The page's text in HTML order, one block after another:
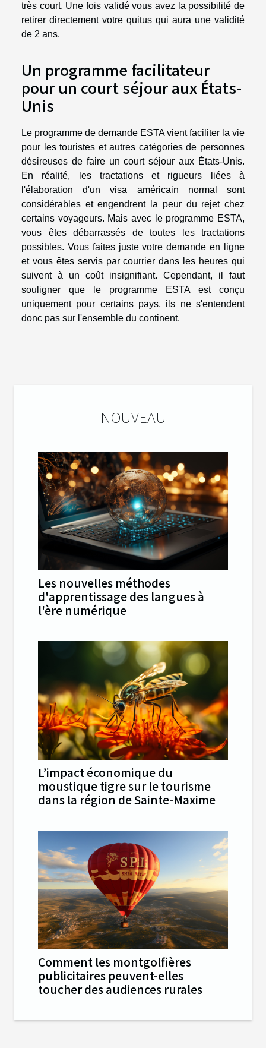
très court. Une fois validé vous avez la possibilité de
retirer directement votre quitus qui aura une validité
de 2 ans.
Un programme facilitateur
pour un court séjour aux États-
Unis
Le programme de demande ESTA vient faciliter la vie
pour les touristes et autres catégories de personnes
désireuses de faire un court séjour aux États-Unis.
En réalité, les tractations et rigueurs liées à
l'élaboration d'un visa américain normal sont
considérables et engendrent la peur du rejet chez
certains voyageurs. Mais avec le programme ESTA,
vous êtes débarrassés de toutes les tractations
possibles. Vous faites juste votre demande en ligne
et vous êtes servis par courrier dans les heures qui
suivent à un coût insignifiant. Cependant, il faut
souligner que le programme ESTA est conçu
uniquement pour certains pays, ils ne s'entendent
donc pas sur l'ensemble du continent.
NOUVEAU
Les nouvelles méthodes
d'apprentissage des langues à
l'ère numérique
L’impact économique du
moustique tigre sur le tourisme
dans la région de Sainte-Maxime
Comment les montgolfières
publicitaires peuvent-elles
toucher des audiences rurales